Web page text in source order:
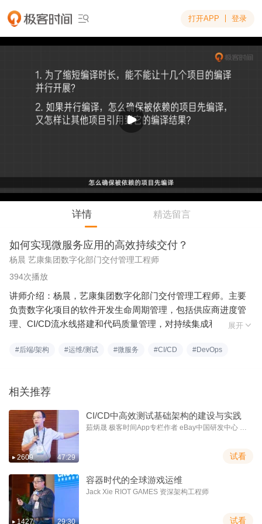
 打开APP 登录
详情 精选留言
如何实现微服务应用的高效持续交付？
杨晨 艺康集团数字化部门交付管理工程师
394次播放
讲师介绍：杨晨，艺康集团数字化部门交付管理工程师。主要
负责数字化项目的软件开发生命周期管理，包括供应商进度管
理、CI/CD流水线搭建和代码质量管理，对持续集成和持续交付
升，多数公司会选择引入微服务架构，对业务系统进行拆分。
需要对外销售的商业软件，就更适合由统一的代码仓库来做管
理。这样就会造成一个问题：任意一处代码更新，就会触发
CI/CD流水线。如果模块众多会导致编译花费大量时间，如果模
块之间还有依赖关系，那么如何确保被依赖的项目先编译，以
及如何在其他项目中引用被依赖项编译的结果，又成为了新的
难点。内容看点：如何在CD流水线中并行化编译任务？如何在
CD流水线中处理项目间的依赖关系？如何封装CD流水线中的
公共任务？
展开 
#后端/架构 #运维/测试 #微服务 #CI/CD #DevOps
相关推荐
2609 47:29
CI/CD中高效测试基础架构的建设与实践
茹炳晟 极客时间App专栏作者 eBay中国研发中心 测
试看
1427 29:30
容器时代的全球游戏运维
Jack Xie RIOT GAMES 资深架构工程师
试看